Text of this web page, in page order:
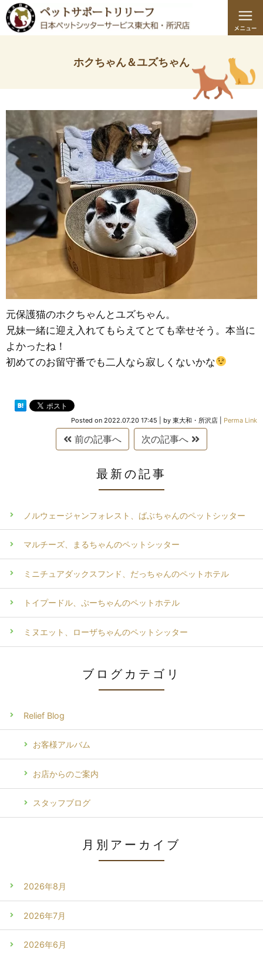
ホクちゃん＆ユズちゃん
元保護猫のホクちゃんとユズちゃん。
兄妹一緒に迎え入れてもらえてとても幸せそう。本当に
よかったね！
初めてのお留守番でも二人なら寂しくないかな
Posted on 2022.07.20 17:45 by 東大和・所沢店 Perma Link
前の記事へ 次の記事へ
最新の記事
ノルウェージャンフォレスト、ばぶちゃんのペットシッター
マルチーズ、まるちゃんのペットシッター
ミニチュアダックスフンド、だっちゃんのペットホテル
トイプードル、ぷーちゃんのペットホテル
ミヌエット、ローザちゃんのペットシッター
ブログカテゴリ
Relief Blog
お客様アルバム
お店からのご案内
スタッフブログ
月別アーカイブ
2026年8月
2026年7月
2026年6月